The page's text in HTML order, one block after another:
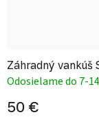
Záhradný vankúš
Odosielame do 7-
50 €